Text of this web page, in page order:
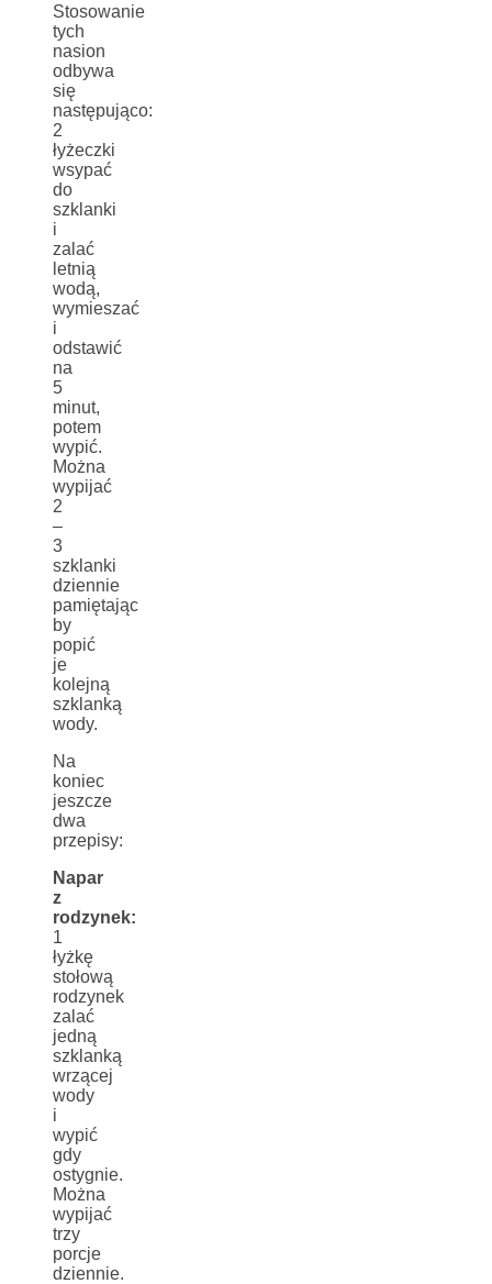
Stosowanie
tych
nasion
odbywa
się
następująco:
2
łyżeczki
wsypać
do
szklanki
i
zalać
letnią
wodą,
wymieszać
i
odstawić
na
5
minut,
potem
wypić.
Można
wypijać
2
–
3
szklanki
dziennie
pamiętając
by
popić
je
kolejną
szklanką
wody.
Na
koniec
jeszcze
dwa
przepisy:
Napar
z
rodzynek:
1
łyżkę
stołową
rodzynek
zalać
jedną
szklanką
wrzącej
wody
i
wypić
gdy
ostygnie.
Można
wypijać
trzy
porcje
dziennie.